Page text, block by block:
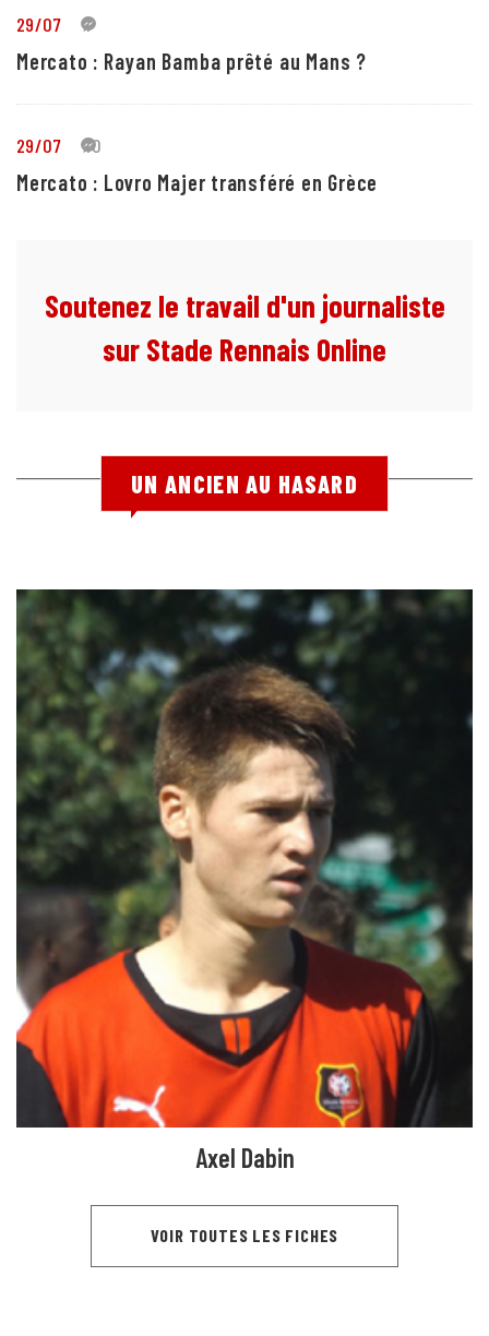
29/07 1
Mercato : Rayan Bamba prêté au Mans ?
29/07 10
Mercato : Lovro Majer transféré en Grèce
Soutenez le travail d'un journaliste
sur Stade Rennais Online
UN ANCIEN AU HASARD
Axel Dabin
VOIR TOUTES LES FICHES